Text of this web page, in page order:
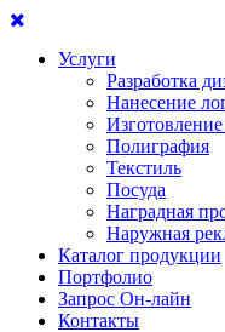
Услуги
Разработка
Нанесение
Полиграфия
Текстиль
Посуда
Наградная
Наружная
Каталог продукции
Портфолио
Запрос Он-лайн
Контакты